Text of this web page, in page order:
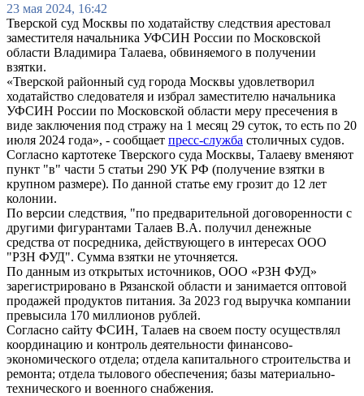
23 мая 2024, 16:42
Тверской суд Москвы по ходатайству следствия арестовал
заместителя начальника УФСИН России по Московской
области Владимира Талаева, обвиняемого в получении
взятки.
«Тверской районный суд города Москвы удовлетворил
ходатайство следователя и избрал заместителю начальника
УФСИН России по Московской области меру пресечения в
виде заключения под стражу на 1 месяц 29 суток, то есть по 20
июля 2024 года», - сообщает пресс-служба столичных судов.
Согласно картотеке Тверского суда Москвы, Талаеву вменяют
пункт "в" части 5 статьи 290 УК РФ (получение взятки в
крупном размере). По данной статье ему грозит до 12 лет
колонии.
По версии следствия, "по предварительной договоренности с
другими фигурантами Талаев В.А. получил денежные
средства от посредника, действующего в интересах ООО
"РЗН ФУД". Сумма взятки не уточняется.
По данным из открытых источников, ООО «РЗН ФУД»
зарегистрировано в Рязанской области и занимается оптовой
продажей продуктов питания. За 2023 год выручка компании
превысила 170 миллионов рублей.
Согласно сайту ФСИН, Талаев на своем посту осуществлял
координацию и контроль деятельности финансово-
экономического отдела; отдела капитального строительства и
ремонта; отдела тылового обеспечения; базы материально-
технического и военного снабжения.